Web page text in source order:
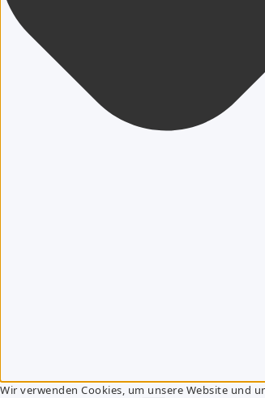
Wir verwenden Cookies, um unsere Website und